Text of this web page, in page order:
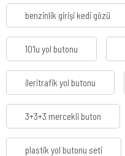
benzinlik girişi kedi gözü
10'lu yol butonu
ileritrafik yol butonu
3+3+3 mercekli buton
plastik yol butonu seti